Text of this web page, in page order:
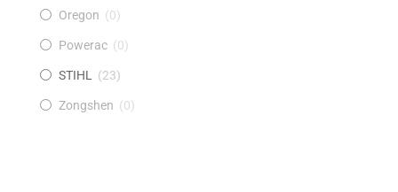
Oregon (0)
Powerac (0)
STIHL (23)
Zongshen (0)